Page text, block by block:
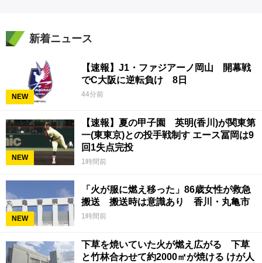
新着ニュース
NEW
【速報】J1・ファジアーノ岡山 開幕戦
でC大阪に逆転負け 8日
44分前
NEW
【速報】夏の甲子園 英明(香川)が関東第
一(東東京)との投手戦制す エース冨岡は9
回1失点完投
1時間前
NEW
「火が服に燃え移った」86歳女性が救急
搬送 搬送時は意識あり 香川・丸亀市
1時間前
下草を焼いていた火が燃え広がる 下草
と竹林合わせて約2000㎡が焼ける けが人